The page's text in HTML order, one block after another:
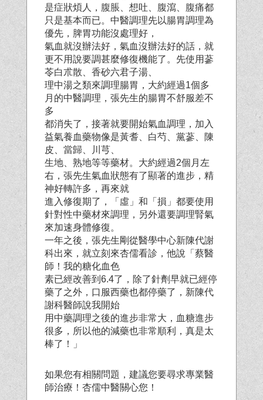
是症狀煩人，腹脹、想吐、腹瀉、腹痛都
只是基本而已。中醫調理先以腸胃調理為
優先，脾胃功能沒 處理好，
氣血就沒辦法好，氣血沒辦法好的話，就
更不用說要調甚麼修復機能了。先使用蔘
苓白朮散、香砂六君子湯、
理中湯之類來調理腸胃，大約經過1個多
月的中醫調理，張先生的腸胃不舒服差不
多
都消失了，接著就要開始氣血調理，加入
益氣養血藥物像是黃耆、白芍、黨蔘、陳
皮、當歸、川芎、
生地、熟地等等藥材。大約經過2個月左
右，張先生氣血狀態有了顯著的進步，精
神好轉許多，再來就
進入修復期了，「虛」和「損」都要使用
針對性中藥材來調理，另外還要調理腎氣
來加速身體修復。
一年之後，張先生剛從醫學中心新陳代謝
科出來，就立刻來杏儒看診，他說「蔡醫
師！我的糖化血色
素已經改善到6.4了，除了針劑早就已經停
藥了之外，口服西藥也都停藥了，新陳代
謝科醫師說我開始
用中藥調理之後的進步非常大，血糖進步
很多，所以他的減藥也非常順利，真是太
棒了！」
如果您有相關問題，建議您要尋求專業醫
師治療！杏儒中醫關心您！